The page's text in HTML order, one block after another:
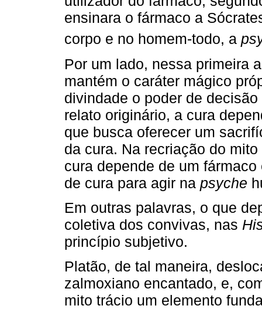
ensinara o fármaco a
corpo e no homem-todo, a
Por um lado, nessa primeira
mantém o caráter mágico
divindade o poder de
relato originário, a cura
que busca oferecer um
da cura. Na recriação do
cura depende de um
de cura para agir na psyche
Em outras palavras, o que
coletiva dos convivas, nas
princípio subjetivo.
Platão, de tal maneira,
zalmoxiano encantado, e,
mito trácio um elemento